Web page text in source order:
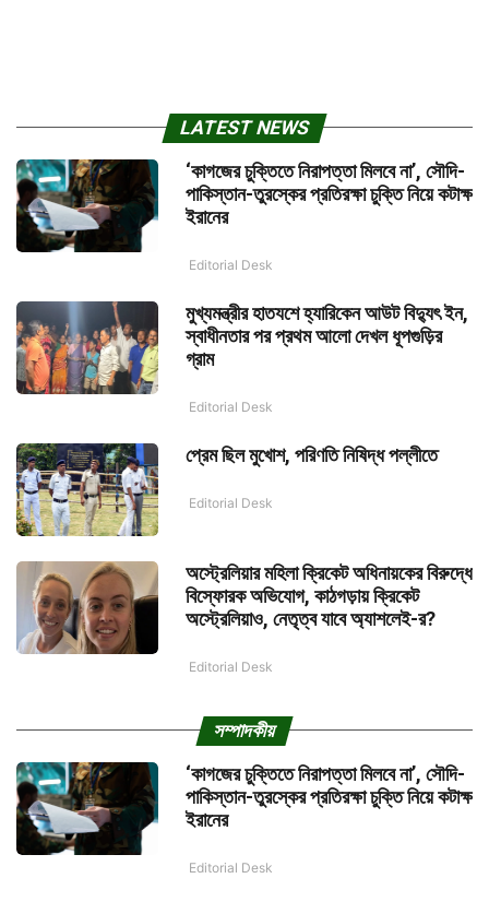
LATEST NEWS
‘কাগজের চুক্তিতে নিরাপত্তা মিলবে না’, সৌদি-
পাকিস্তান-তুরস্কের প্রতিরক্ষা চুক্তি নিয়ে কটাক্ষ
ইরানের
Editorial Desk
মুখ্যমন্ত্রীর হাতযশে হ্যারিকেন আউট বিদ্যুৎ ইন,
স্বাধীনতার পর প্রথম আলো দেখল ধূপগুড়ির
গ্রাম
Editorial Desk
প্রেম ছিল মুখোশ, পরিণতি নিষিদ্ধ পল্লীতে
Editorial Desk
অস্ট্রেলিয়ার মহিলা ক্রিকেট অধিনায়কের বিরুদ্ধে
বিস্ফোরক অভিযোগ, কাঠগড়ায় ক্রিকেট
অস্ট্রেলিয়াও, নেতৃত্ব যাবে অ্যাশলেই-র?
Editorial Desk
সম্পাদকীয়
‘কাগজের চুক্তিতে নিরাপত্তা মিলবে না’, সৌদি-
পাকিস্তান-তুরস্কের প্রতিরক্ষা চুক্তি নিয়ে কটাক্ষ
ইরানের
Editorial Desk